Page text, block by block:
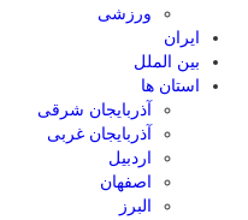
ورزشی
ایران
بین الملل
استان ها
آذربایجان شرقی
آذربایجان غربی
اردبیل
اصفهان
البرز